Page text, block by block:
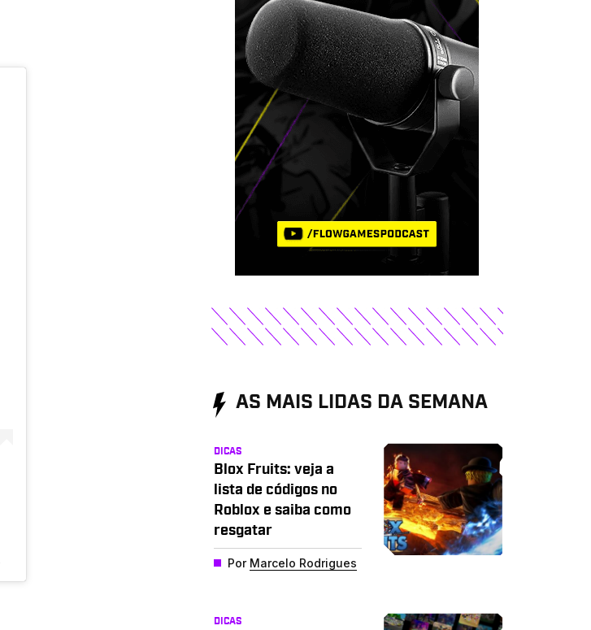
AS MAIS LIDAS DA SEMANA
DICAS
Blox Fruits: veja a
lista de códigos no
Roblox e saiba como
resgatar
Por Marcelo Rodrigues
DICAS